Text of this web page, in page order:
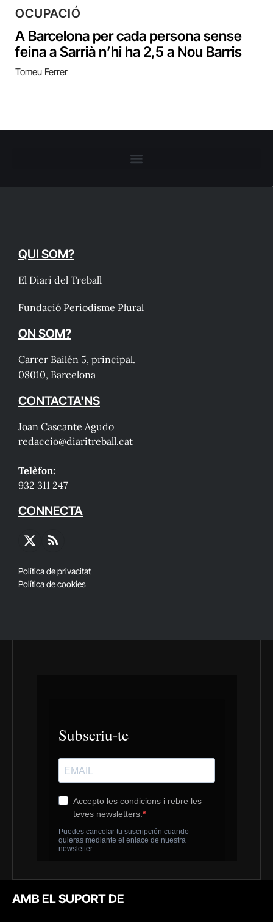
OCUPACIÓ
A Barcelona per cada persona sense
feina a Sarrià n’hi ha 2,5 a Nou Barris
Tomeu Ferrer
QUI SOM?
El Diari del Treball
Fundació Periodisme Plural
ON SOM?
Carrer Bailén 5, principal.
08010, Barcelona
CONTACTA'NS
Joan Cascante Agudo
redaccio@diaritreball.cat
Telèfon:
932 311 247
CONNECTA
X
RSS
Política de privacitat
Política de cookies
AMB EL SUPORT DE